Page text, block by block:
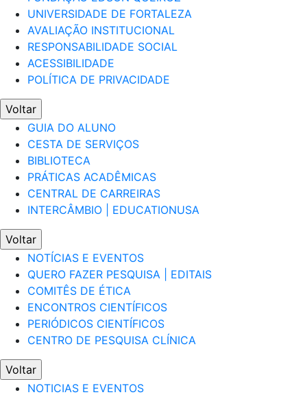
UNIVERSIDADE DE FORTALEZA
AVALIAÇÃO INSTITUCIONAL
RESPONSABILIDADE SOCIAL
ACESSIBILIDADE
POLÍTICA DE PRIVACIDADE
Voltar
GUIA DO ALUNO
CESTA DE SERVIÇOS
BIBLIOTECA
PRÁTICAS ACADÊMICAS
CENTRAL DE CARREIRAS
INTERCÂMBIO | EDUCATIONUSA
Voltar
NOTÍCIAS E EVENTOS
QUERO FAZER PESQUISA | EDITAIS
COMITÊS DE ÉTICA
ENCONTROS CIENTÍFICOS
PERIÓDICOS CIENTÍFICOS
CENTRO DE PESQUISA CLÍNICA
Voltar
NOTICIAS E EVENTOS